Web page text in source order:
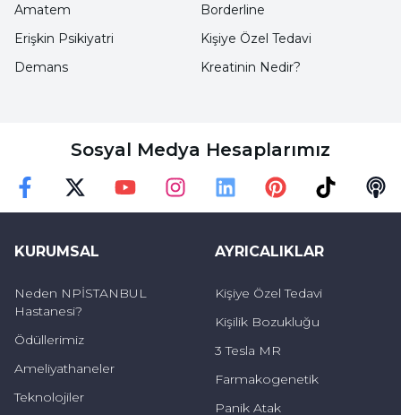
Amatem
Erişkin Psikiyatri
Demans
Borderline
Kişiye Özel Tedavi
Kreatinin Nedir?
Sosyal Medya Hesaplarımız
KURUMSAL
Neden NPİSTANBUL
Hastanesi?
Ödüllerimiz
Ameliyathaneler
Teknolojiler
AYRICALIKLAR
Kişiye Özel Tedavi
Kişilik Bozukluğu
3 Tesla MR
Farmakogenetik
Panik Atak